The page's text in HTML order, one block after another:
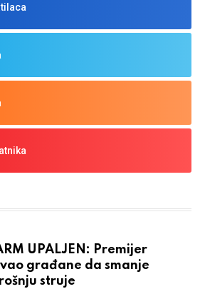
UPALJEN: Premijer
građane da smanje
struje